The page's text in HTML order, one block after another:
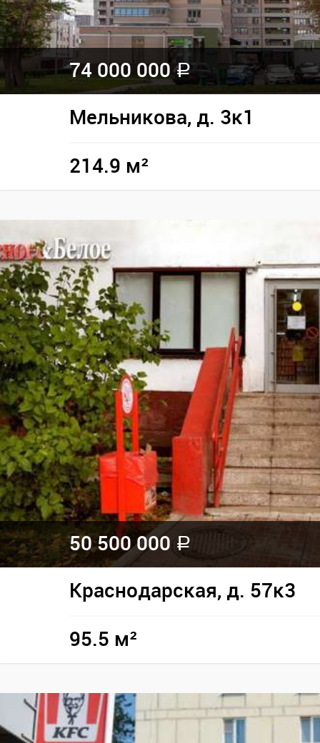
74 000 000a
Мельникова, д. 3к1
214.9 м²
50 500 000 a
Краснодарская, д. 57к3
95.5 м²